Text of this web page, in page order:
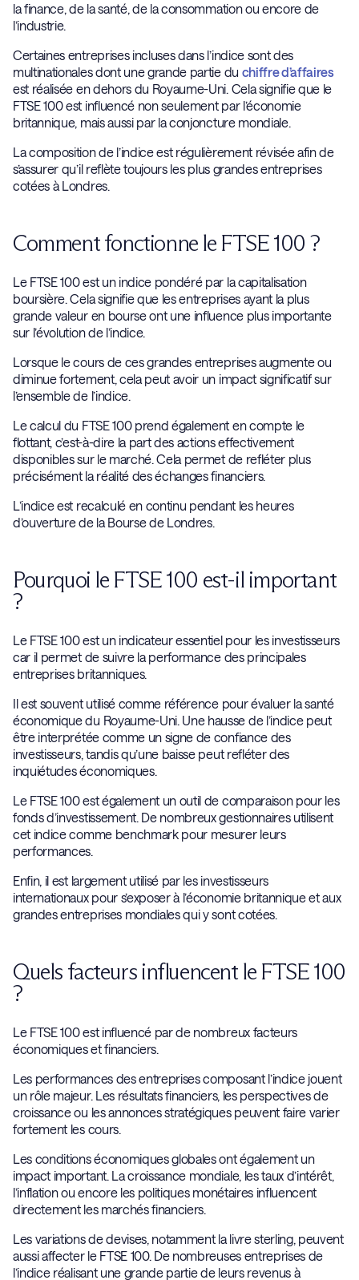
la finance, de la santé, de la consommation ou encore de
l’industrie.
Certaines entreprises incluses dans l’indice sont des
multinationales dont une grande partie du chiffre d’affaires
est réalisée en dehors du Royaume-Uni. Cela signifie que le
FTSE 100 est influencé non seulement par l’économie
britannique, mais aussi par la conjoncture mondiale.
La composition de l’indice est régulièrement révisée afin de
s’assurer qu’il reflète toujours les plus grandes entreprises
cotées à Londres.
Comment fonctionne le FTSE 100 ?
Le FTSE 100 est un indice pondéré par la capitalisation
boursière. Cela signifie que les entreprises ayant la plus
grande valeur en bourse ont une influence plus importante
sur l’évolution de l’indice.
Lorsque le cours de ces grandes entreprises augmente ou
diminue fortement, cela peut avoir un impact significatif sur
l’ensemble de l’indice.
Le calcul du FTSE 100 prend également en compte le
flottant, c’est-à-dire la part des actions effectivement
disponibles sur le marché. Cela permet de refléter plus
précisément la réalité des échanges financiers.
L’indice est recalculé en continu pendant les heures
d’ouverture de la Bourse de Londres.
Pourquoi le FTSE 100 est-il important
?
Le FTSE 100 est un indicateur essentiel pour les investisseurs
car il permet de suivre la performance des principales
entreprises britanniques.
Il est souvent utilisé comme référence pour évaluer la santé
économique du Royaume-Uni. Une hausse de l’indice peut
être interprétée comme un signe de confiance des
investisseurs, tandis qu’une baisse peut refléter des
inquiétudes économiques.
Le FTSE 100 est également un outil de comparaison pour les
fonds d’investissement. De nombreux gestionnaires utilisent
cet indice comme benchmark pour mesurer leurs
performances.
Enfin, il est largement utilisé par les investisseurs
internationaux pour s’exposer à l’économie britannique et aux
grandes entreprises mondiales qui y sont cotées.
Quels facteurs influencent le FTSE 100
?
Le FTSE 100 est influencé par de nombreux facteurs
économiques et financiers.
Les performances des entreprises composant l’indice jouent
un rôle majeur. Les résultats financiers, les perspectives de
croissance ou les annonces stratégiques peuvent faire varier
fortement les cours.
Les conditions économiques globales ont également un
impact important. La croissance mondiale, les taux d’intérêt,
l’inflation ou encore les politiques monétaires influencent
directement les marchés financiers.
Les variations de devises, notamment la livre sterling, peuvent
aussi affecter le FTSE 100. De nombreuses entreprises de
l’indice réalisant une grande partie de leurs revenus à